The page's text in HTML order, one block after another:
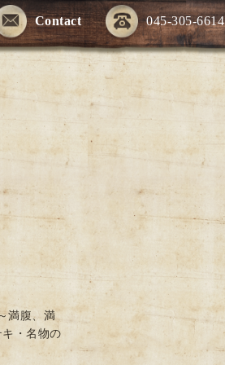
045-305-6614
Contact
満腹、満
・名物の